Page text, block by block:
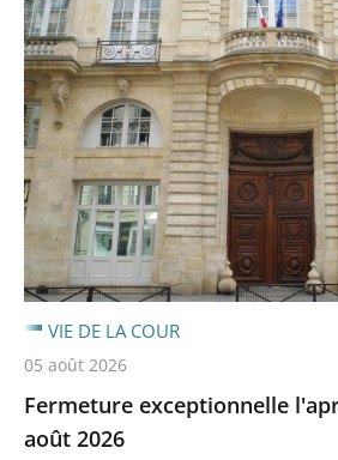
Fermeture exceptionnelle
août 2026
VIE DE LA COUR
05 août 2026